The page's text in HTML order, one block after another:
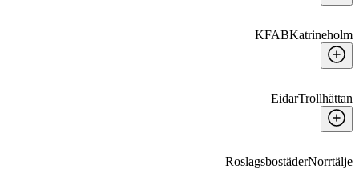
KFABKatrineholm
EidarTrollhättan
RoslagsbostäderNorrtälje